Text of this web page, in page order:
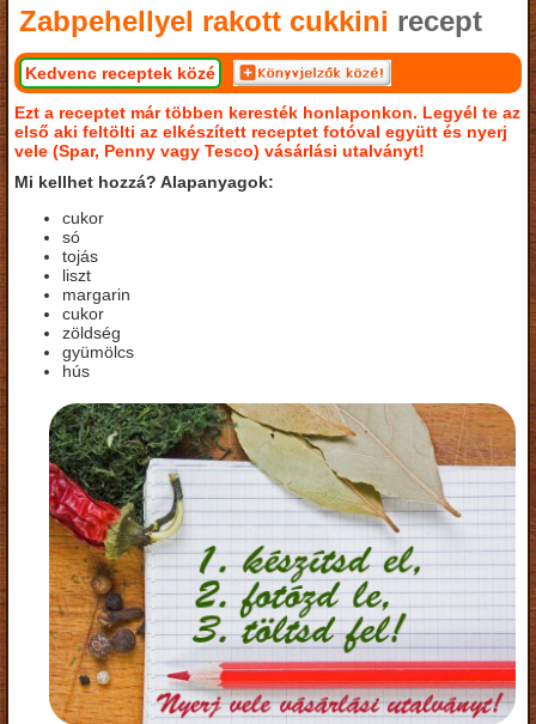
Zabpehellyel rakott cukkini recept
Kedvenc receptek közé
Ezt a receptet már többen keresték honlaponkon. Legyél te az
első aki feltölti az elkészített receptet fotóval együtt és nyerj
vele (Spar, Penny vagy Tesco) vásárlási utalványt!
Mi kellhet hozzá? Alapanyagok:
cukor
só
tojás
liszt
margarin
cukor
zöldség
gyümölcs
hús